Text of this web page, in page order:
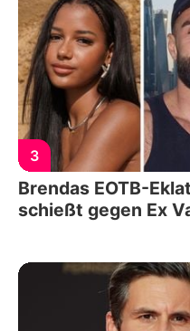
3
Brendas EOTB-
schießt gegen Ex